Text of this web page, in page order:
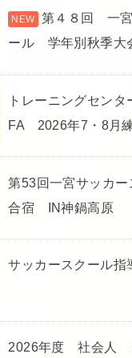
第４８回 一宮
ール 学年別秋季大
トレーニングセン
FA 2026年7・8月
第53回一宮サッカ
合宿 IN神鍋高原
サッカースクール指
2026年度 社会人